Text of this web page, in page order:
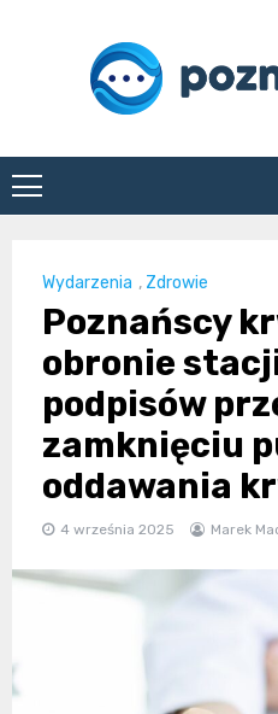
Wydarzenia , Zdrowie
Poznańscy
obronie
podpisów
zamknięciu
oddawania
4 września 2025 Marek